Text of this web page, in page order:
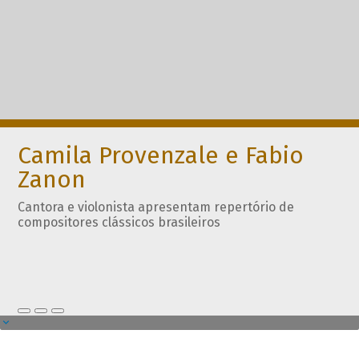
Camila Provenzale e Fabio
Zanon
Cantora e violonista apresentam repertório de
compositores clássicos brasileiros